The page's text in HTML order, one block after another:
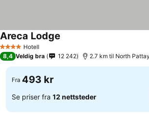
4 StjernerHotell
Areca Lodge
8,4 Veldig bra 12 242 2.7 km til North
Fra 493 kr
Se priser fra 12 nettsteder